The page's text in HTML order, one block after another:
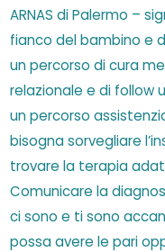
ARNAS di Palermo –
fianco del bambino e
un percorso di cura
relazionale e di follow
un percorso
bisogna sorvegliare
trovare la terapia
Comunicare la
ci sono e ti sono
possa avere le pari